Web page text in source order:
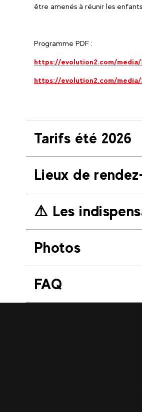
être amenés à réunir les
Programme PDF :
https://evolution2.com/media/
https://evolution2.com/media/
Tarifs été 2026
Lieux de
⚠️​ Les
Photos
FAQ